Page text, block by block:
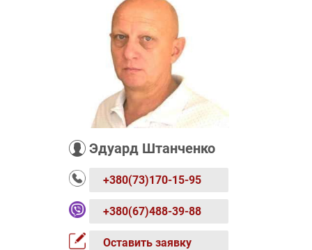
Эдуард Штанченко
+380(73)170-15-95
+380(67)488-39-88
Оставить заявку